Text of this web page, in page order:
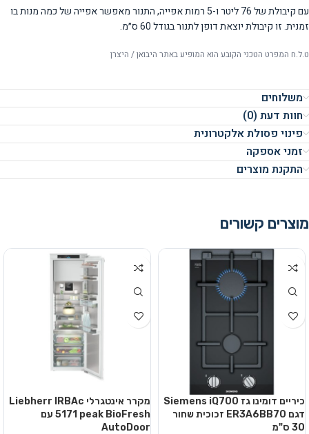
עם קיבולת של 76 ליטר ו-5 רמות אפייה, התנור מאפשר אפייה של כמה מנות בו
זמנית. זו קיבולת יוצאת דופן לתנור בגודל 60 ס״מ.
ט.ל.ח המפרט הטכני הקובע הוא המופיע באתר היבואן / היצרן
משלוחים
חוות דעת (0)
פינוי פסולת אלקטרונית
זמני אספקה
התקנת מוצרים
מוצרים קשורים
כיריים דומינו גז Siemens iQ700
דגם ER3A6BB70 זכוכית שחור
30 ס"מ
מקרר אינטגרלי Liebherr IRBAc
5171 peak BioFresh עם
AutoDoor